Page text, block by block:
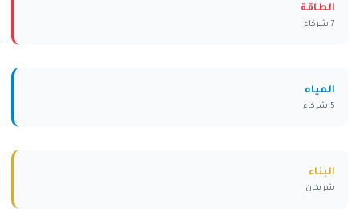
الطاقة
7 شركاء
المياه
5 شركاء
البناء
شريكان